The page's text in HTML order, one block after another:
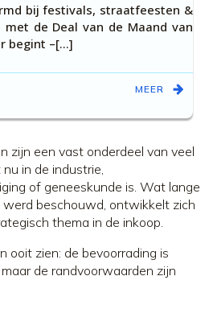
bij festivals, straatfeesten &
de Deal van de Maand van
begint –[…]
MEER
zijn een vast onderdeel van veel
in de industrie,
of geneeskunde is. Wat lange
beschouwd, ontwikkelt zich
thema in de inkoop.
ooit zien: de bevoorrading is
de randvoorwaarden zijn